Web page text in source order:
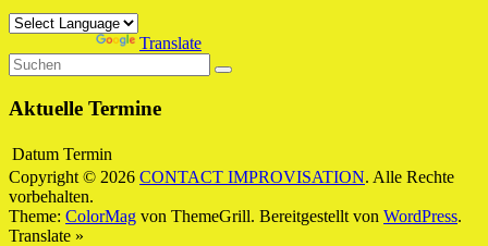
Translate
Aktuelle Termine
Datum Termin
Copyright © 2026 CONTACT IMPROVISATION. Alle Rechte
vorbehalten.
Theme: ColorMag von ThemeGrill. Bereitgestellt von WordPress.
Translate »